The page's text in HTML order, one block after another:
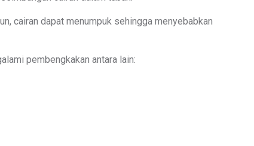
cairan dapat menumpuk sehingga menyebabkan
pembengkakan antara lain: